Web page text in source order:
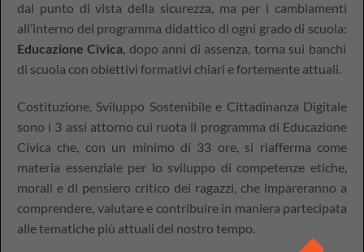
dal punto di vista della sicurezza, ma per i cambiamenti
all’interno del programma didattico di ogni grado di scuola:
Educazione Civica, dopo anni di assenza, torna sui banchi
di scuola con obiettivi formativi chiari e fortemente attuali.
Costituzione, Sviluppo Sostenibile e Cittadinanza Digitale
sono i 3 assi attorno cui ruota il programma di Educazione
Civica che, con un minimo di 33 ore, si riafferma come
materia essenziale per lo sviluppo di competenze etiche,
morali e di pensiero critico dei ragazzi, che impareranno a
comprendere, valutare e contribuire in maniera partecipata
alle tematiche più attuali del nostro tempo.